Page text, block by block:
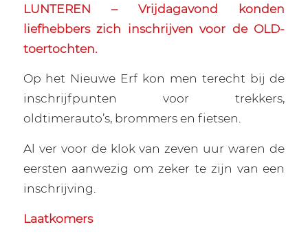
LUNTEREN – Vrijdagavond konden
liefhebbers zich inschrijven voor de OLD-
toertochten.
Op het Nieuwe Erf kon men terecht bij de
inschrijfpunten voor trekkers,
oldtimerauto’s, brommers en fietsen.
Al ver voor de klok van zeven uur waren de
eersten aanwezig om zeker te zijn van een
inschrijving.
Laatkomers